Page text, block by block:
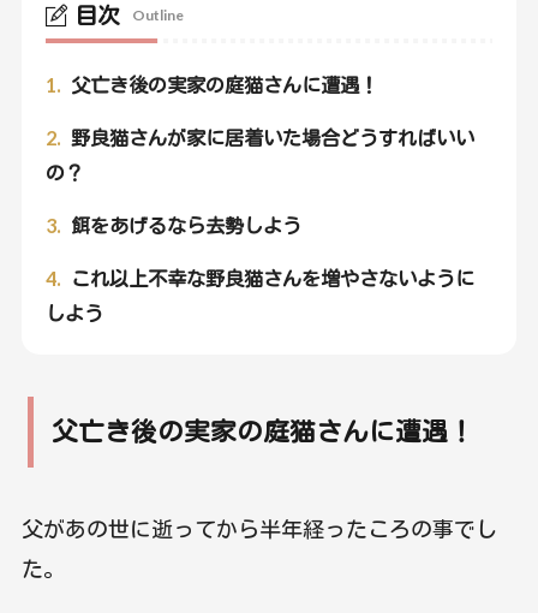
目次 Outline
1. 父亡き後の実家の庭猫さんに遭遇！
2. 野良猫さんが家に居着いた場合どうすればいい
の？
3. 餌をあげるなら去勢しよう
4. これ以上不幸な野良猫さんを増やさないように
しよう
父亡き後の実家の庭猫さんに遭遇！
父があの世に逝ってから半年経ったころの事でし
た。